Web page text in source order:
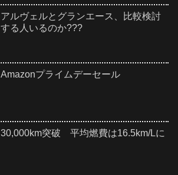
アルヴェルとグランエース、比較検討
する人いるのか???
Amazonプライムデーセール
30,000km突破 平均燃費は16.5km/Lに